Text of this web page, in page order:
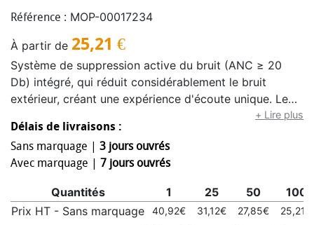
Référence : MOP-00017234
À partir de 25,21 €
Système de suppression active du bruit (ANC ≥ 20
Db) intégré, qui réduit considérablement le bruit
extérieur, créant une expérience d'écoute unique. Le
casque dispose d'un système de contrôle par bouton
pour accéder facilement à toutes les fonctions et un
micro intégré pour réaliser des appels en mains libres.
Bluetooth® 5.0 prenant en charge une distance
comprend un étui rond en EVA. Livré avec un câble
auxiliaire amovible.
+ Lire plus
Délais de livraisons :
Sans marquage | 3 jours ouvrés
Avec marquage | 7 jours ouvrés
Quantités 1 25 50
100
Prix HT - Sans marquage
40,92€ 31,12€ 27,85€
25,21€